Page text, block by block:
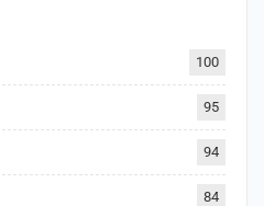
100
95
94
84